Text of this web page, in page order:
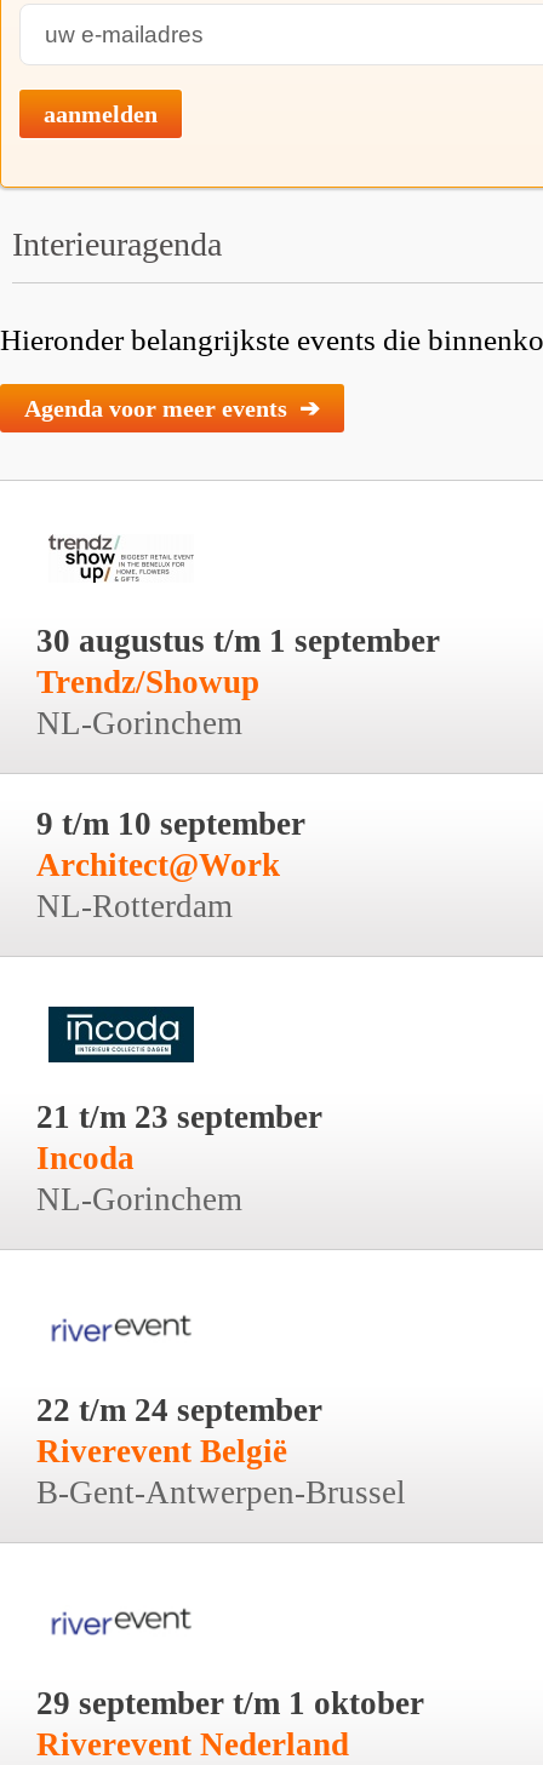
aanmelden
Interieuragenda
Hieronder belangrijkste events die
Agenda voor meer events ➔
30 augustus t/m 1 september
Trendz/Showup
NL-Gorinchem
9 t/m 10 september
Architect@Work
NL-Rotterdam
21 t/m 23 september
Incoda
NL-Gorinchem
22 t/m 24 september
Riverevent België
B-Gent-Antwerpen-Brussel
29 september t/m 1 oktober
Riverevent Nederland